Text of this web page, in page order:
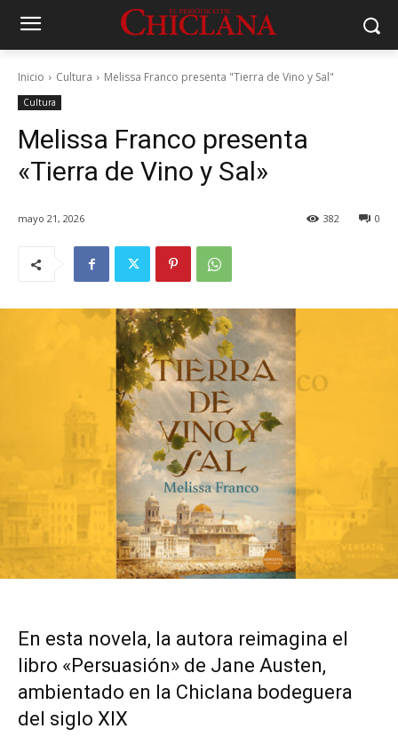
Inicio Cultura Melissa Franco presenta "Tierra de Vino y Sal"
Cultura
Melissa Franco presenta
«Tierra de Vino y Sal»
mayo 21, 2026 0
382
En esta novela, la autora reimagina el
libro «Persuasión» de Jane Austen,
ambientado en la Chiclana bodeguera
del siglo XIX